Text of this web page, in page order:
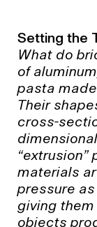
Setting the
What do
of
pasta
Their
cross-
materials
pressure
giving them
objects